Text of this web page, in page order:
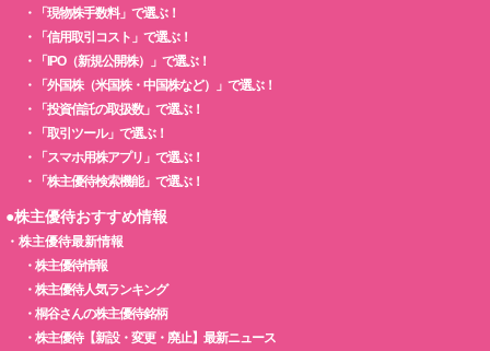
・
「現物株手数料」で選ぶ！
・
「信用取引コスト」で選ぶ！
・
「IPO（新規公開株）」で選ぶ！
・
「外国株（米国株・中国株など）」で選ぶ！
・
「投資信託の取扱数」で選ぶ！
・
「取引ツール」で選ぶ！
・
「スマホ用株アプリ」で選ぶ！
・
「株主優待検索機能」で選ぶ！
●株主優待おすすめ情報
・ 株主優待最新情報
・ 株主優待情報
・ 株主優待人気ランキング
・ 桐谷さんの株主優待銘柄
・ 株主優待【新設・変更・廃止】最新ニュース